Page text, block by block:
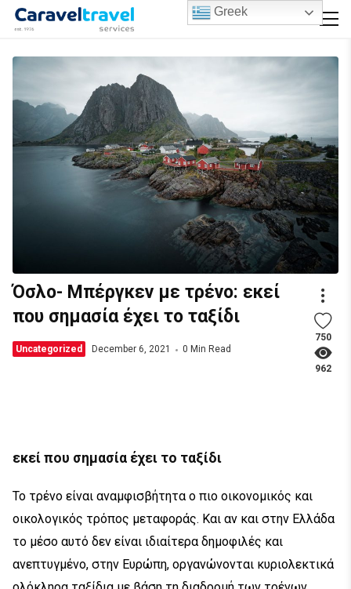
Όσλο- Μπέργκεν με τρένο: εκεί
που σημασία έχει το ταξίδι
Uncategorized December 6, 2021 0 Min Read
750
962
εκεί που σημασία έχει το ταξίδι
To τρένο είναι αναμφισβήτητα ο πιο οικονομικός και
οικολογικός τρόπος μεταφοράς. Και αν και στην Ελλάδα
το μέσο αυτό δεν είναι ιδιαίτερα δημοφιλές και
ανεπτυγμένο, στην Ευρώπη, οργανώνονται κυριολεκτικά
Greek